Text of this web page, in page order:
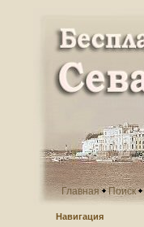
Главная Поиск
Навигация